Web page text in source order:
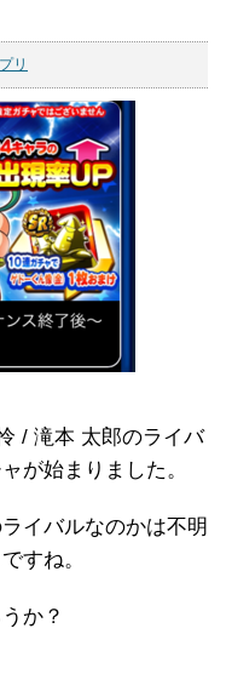
リ
/ 滝本 太郎のライバ
が始まりました。
イバルなのかは不明
すね。
か？